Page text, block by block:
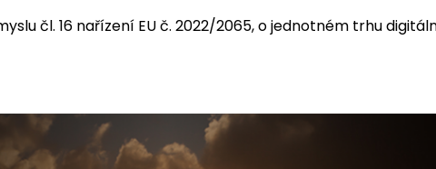
čl. 16 nařízení EU č. 2022/2065, o jednotném trhu